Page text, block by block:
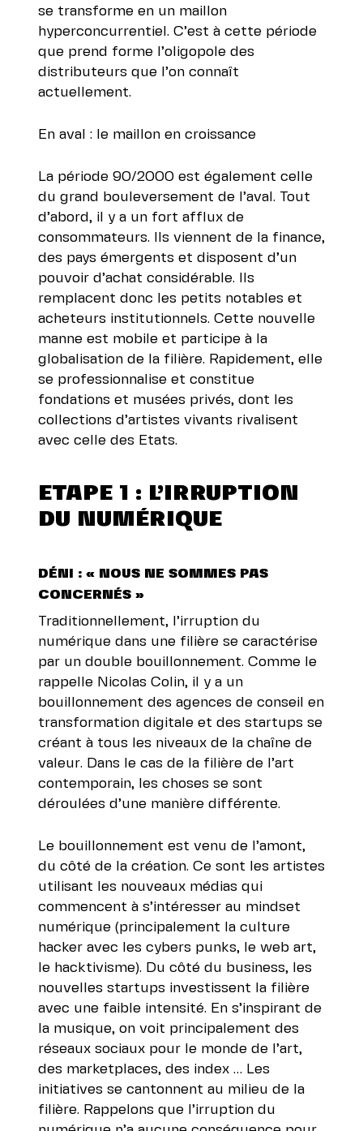
se transforme en un maillon
hyperconcurrentiel. C’est à cette période
que prend forme l’oligopole des
distributeurs que l’on connaît
actuellement.
En aval : le maillon en croissance
La période 90/2000 est également celle
du grand bouleversement de l’aval. Tout
d’abord, il y a un fort afflux de
consommateurs. Ils viennent de la finance,
des pays émergents et disposent d’un
pouvoir d’achat considérable. Ils
remplacent donc les petits notables et
acheteurs institutionnels. Cette nouvelle
manne est mobile et participe à la
globalisation de la filière. Rapidement, elle
se professionnalise et constitue
fondations et musées privés, dont les
collections d’artistes vivants rivalisent
avec celle des Etats.
ETAPE 1 : L’IRRUPTION
DU NUMÉRIQUE
DÉNI : « NOUS NE SOMMES PAS
CONCERNÉS »
Traditionnellement, l’irruption du
numérique dans une filière se caractérise
par un double bouillonnement. Comme le
rappelle Nicolas Colin, il y a un
bouillonnement des agences de conseil en
transformation digitale et des startups se
créant à tous les niveaux de la chaîne de
valeur. Dans le cas de la filière de l’art
contemporain, les choses se sont
déroulées d’une manière différente.
Le bouillonnement est venu de l’amont,
du côté de la création. Ce sont les artistes
utilisant les nouveaux médias qui
commencent à s’intéresser au mindset
numérique (principalement la culture
hacker avec les cybers punks, le web art,
le hacktivisme). Du côté du business, les
nouvelles startups investissent la filière
avec une faible intensité. En s’inspirant de
la musique, on voit principalement des
réseaux sociaux pour le monde de l’art,
des marketplaces, des index … Les
initiatives se cantonnent au milieu de la
filière. Rappelons que l’irruption du